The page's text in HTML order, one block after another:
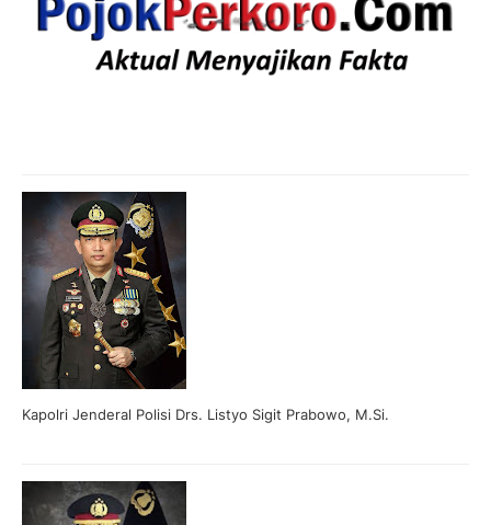
Kapolri Jenderal Polisi Drs. Listyo Sigit Prabowo, M.Si.